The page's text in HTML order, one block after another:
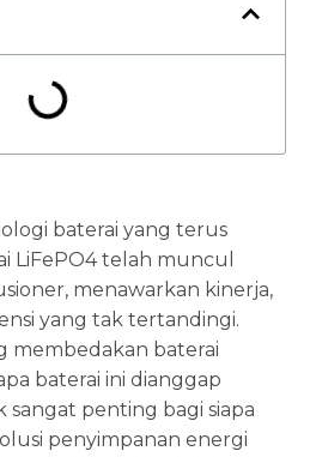
baterai yang terus
LiFePO4 telah muncul
menawarkan kinerja,
yang tak tertandingi.
membedakan baterai
baterai ini dianggap
sangat penting bagi siapa
penyimpanan energi